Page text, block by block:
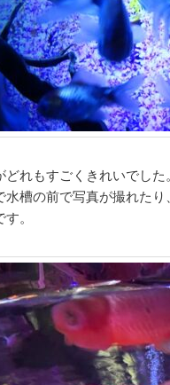
どれもすごくきれいでし
水槽の前で写真が撮れた
。